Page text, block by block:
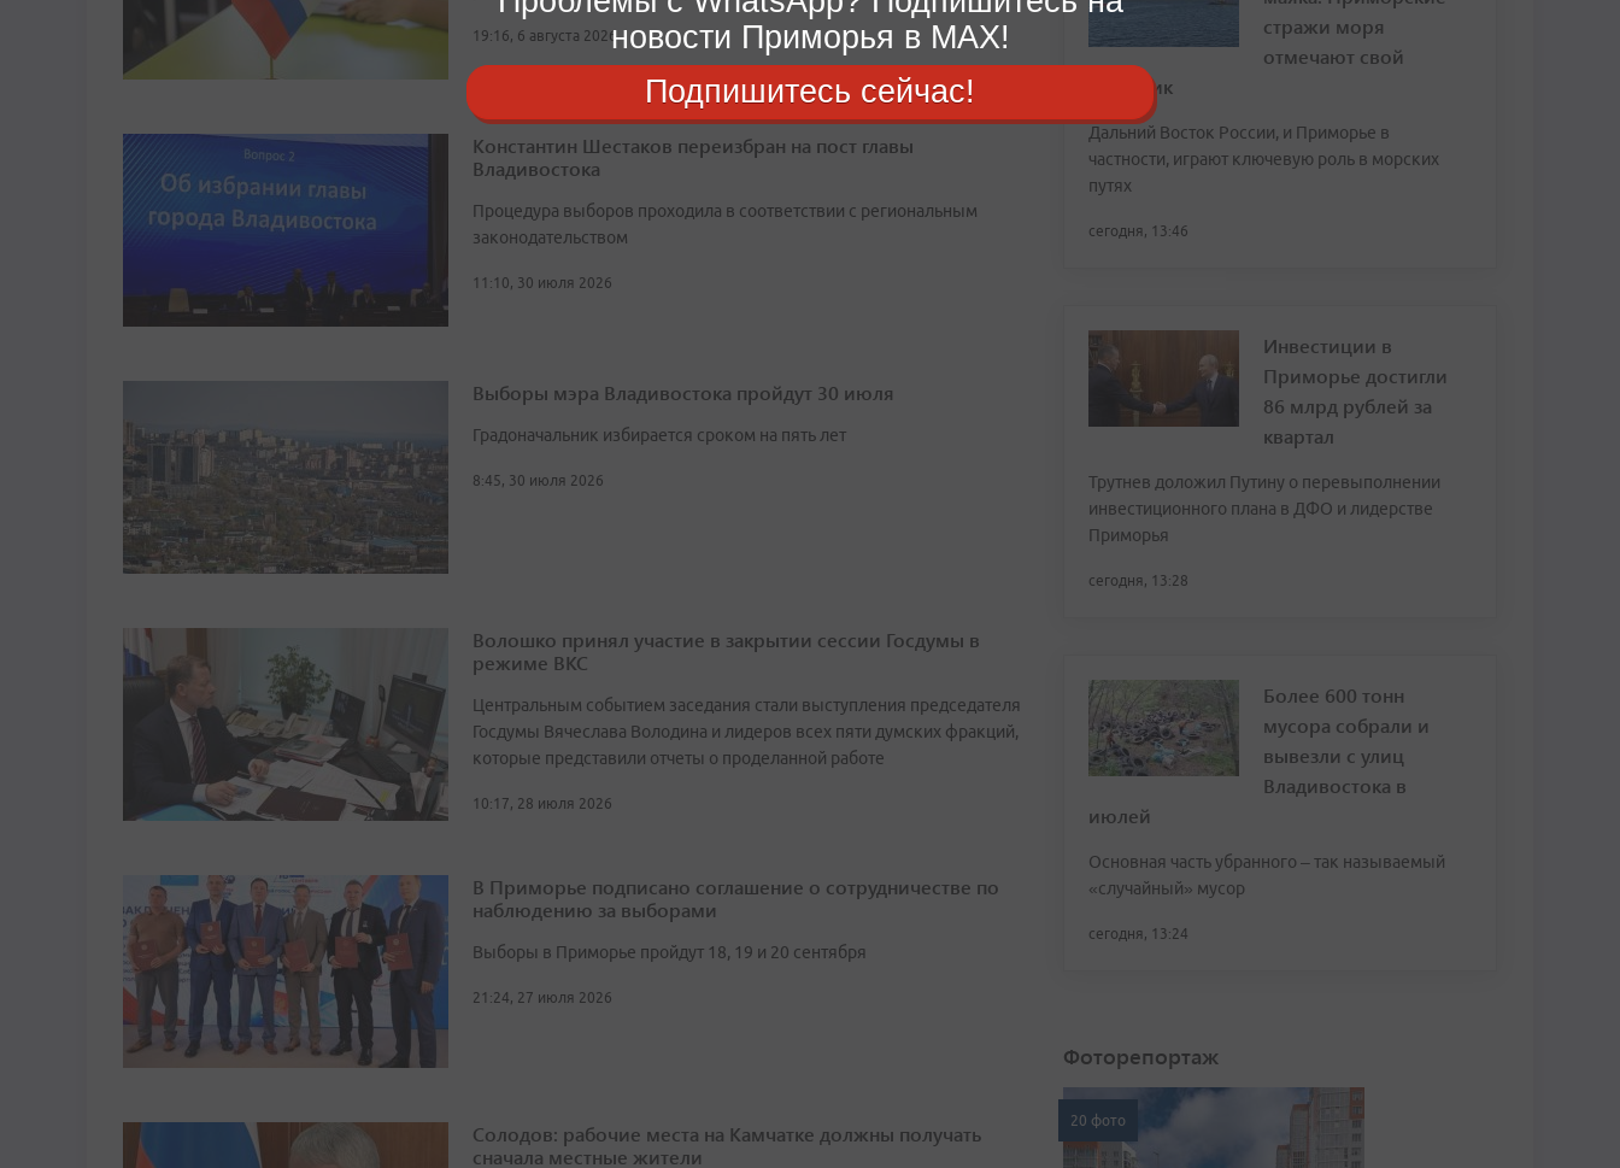
19:16, 6 августа 2026
Константин Шестаков переизбран на пост главы
Владивостока
Процедура выборов проходила в соответствии с региональным
законодательством
11:10, 30 июля 2026
Выборы мэра Владивостока пройдут 30 июля
Градоначальник избирается сроком на пять лет
8:45, 30 июля 2026
Волошко принял участие в закрытии сессии Госдумы в
режиме ВКС
Центральным событием заседания стали выступления председателя
Госдумы Вячеслава Володина и лидеров всех пяти думских фракций,
которые представили отчеты о проделанной работе
10:17, 28 июля 2026
В Приморье подписано соглашение о сотрудничестве по
наблюдению за выборами
Выборы в Приморье пройдут 18, 19 и 20 сентября
21:24, 27 июля 2026
Солодов: рабочие места на Камчатке должны получать
сначала местные жители
стражи моря
отмечают свой
праздник
Дальний Восток России, и Приморье в
частности, играют ключевую роль в морских
путях
сегодня, 13:46
Инвестиции в
Приморье достигли
86 млрд рублей за
квартал
Трутнев доложил Путину о перевыполнении
инвестиционного плана в ДФО и лидерстве
Приморья
сегодня, 13:28
Более 600 тонн
мусора собрали и
вывезли с улиц
Владивостока в
июлей
Основная часть убранного – так называемый
«случайный» мусор
сегодня, 13:24
Фоторепортаж
20 фото
новости Приморья в MAX!
Подпишитесь сейчас!